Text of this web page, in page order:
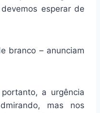
esperar de
branco – anunciam
a urgência
mas nos